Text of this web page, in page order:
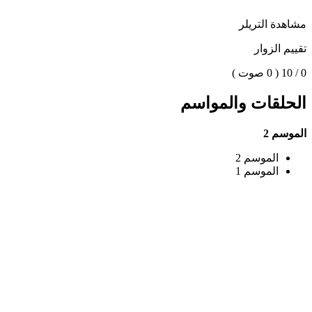
مشاهدة التريلر
تقييم الزوار
0 / 10 ( 0 صوت )
الحلقات والمواسم
الموسم 2
الموسم 2
الموسم 1